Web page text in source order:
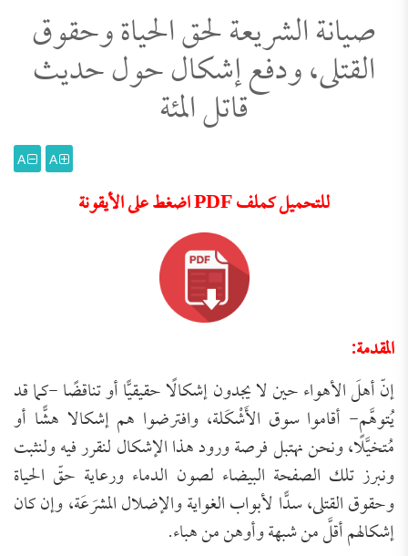
صيانة الشريعة لحق الحياة وحقوق
القتلى، ودفع إشكال حول حديث
قاتل المئة
A
A
للتحميل كملف PDF اضغط على الأيقونة
المقدمة:
إنّ أهلَ الأهواء حين لا يجدون إشكالًا حقيقيًّا أو تناقضًا -كما قد
يُتوهَّم- أقاموا سوق الأَشْكَلة، وافترضوا هم إشكالا هشًّا أو
مُتخيَّلًا، ونحن نهتبل فرصة ورود هذا الإشكال لنقرر فيه ولنثبت
ونبرز تلك الصفحة البيضاء لصون الدماء ورعاية حقّ الحياة
وحقوق القتلى، سدًّا لأبواب الغواية والإضلال المشرَعَة، وإن كان
إشكالهم أقلَّ من شبهة وأوهن من هباء.